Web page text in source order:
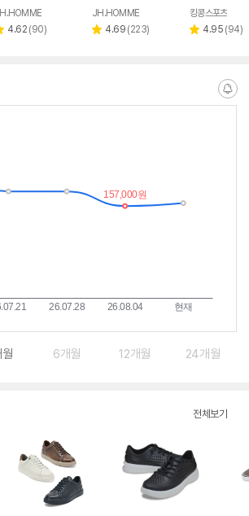
4.62 리
(90)
JH.HOMME
별 4.69 리
(223)
페
킹콩스포츠
별 4.95 리
(94)
알
6개월 12개월 24개월
전체보기